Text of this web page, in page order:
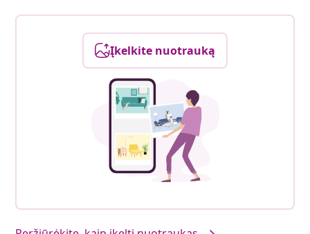
Įkelkite nuotrauką